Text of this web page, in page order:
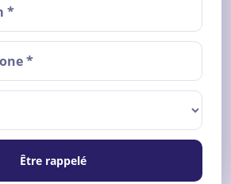
Être rappelé